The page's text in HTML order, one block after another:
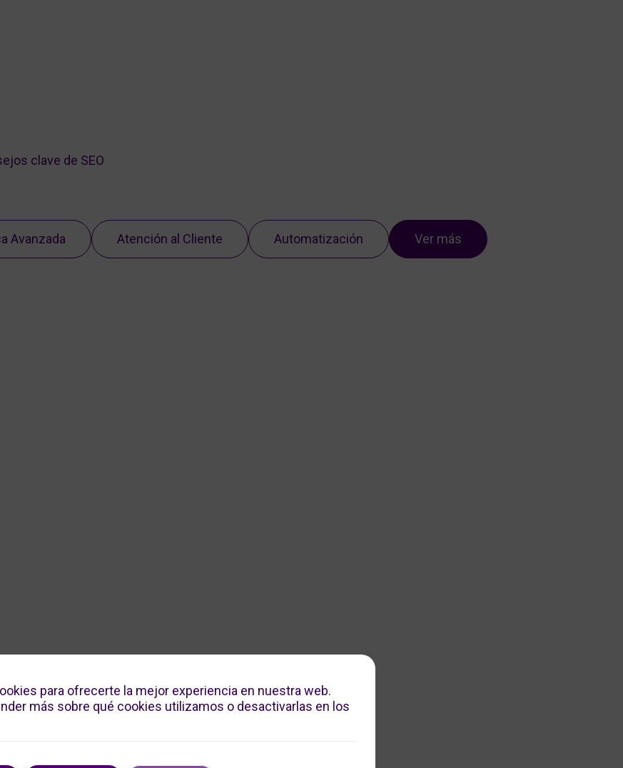
clave de SEO
Avanzada Atención al Cliente Automatización Ver más
para ofrecerte la mejor experiencia en nuestra web.
más sobre qué cookies utilizamos o desactivarlas en los